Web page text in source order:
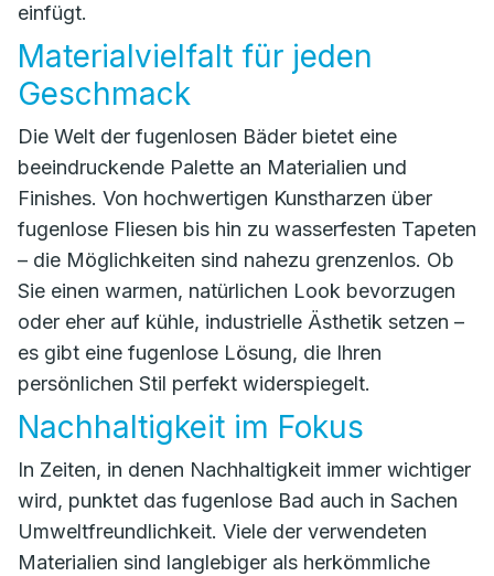
einfügt.
Materialvielfalt für jeden
Geschmack
Die Welt der fugenlosen Bäder bietet eine
beeindruckende Palette an Materialien und
Finishes. Von hochwertigen Kunstharzen über
fugenlose Fliesen bis hin zu wasserfesten Tapeten
– die Möglichkeiten sind nahezu grenzenlos. Ob
Sie einen warmen, natürlichen Look bevorzugen
oder eher auf kühle, industrielle Ästhetik setzen –
es gibt eine fugenlose Lösung, die Ihren
persönlichen Stil perfekt widerspiegelt.
Nachhaltigkeit im Fokus
In Zeiten, in denen Nachhaltigkeit immer wichtiger
wird, punktet das fugenlose Bad auch in Sachen
Umweltfreundlichkeit. Viele der verwendeten
Materialien sind langlebiger als herkömmliche